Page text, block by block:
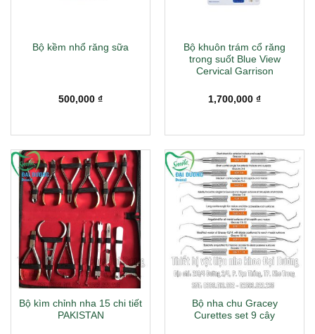
Bộ kềm nhổ răng sữa
500,000 ₫
Bộ khuôn trám cổ răng
trong suốt Blue View
Cervical Garrison
1,700,000 ₫
Bộ kìm chỉnh nha 15 chi tiết
PAKISTAN
Bộ nha chu Gracey
Curettes set 9 cây